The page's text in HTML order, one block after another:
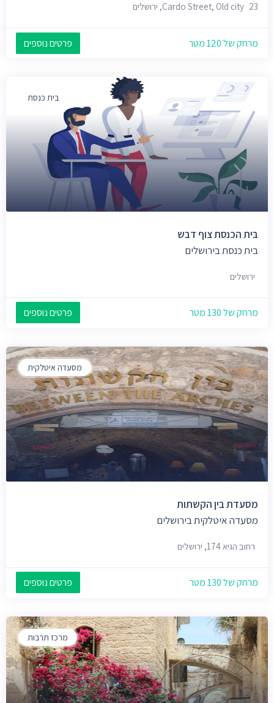
23 Cardo Street, Old city, ירושלים
מרחק של 120 מטר פרטים נוספים
בית כנסת
בית הכנסת צוף דבש
בית כנסת בירושלים
ירושלים
מרחק של 130 מטר פרטים נוספים
מסעדה איטלקית
מסעדת בין הקשתות
מסעדה איטלקית בירושלים
רחוב הגיא 174, ירושלים
מרחק של 130 מטר פרטים נוספים
מרכז תרבות